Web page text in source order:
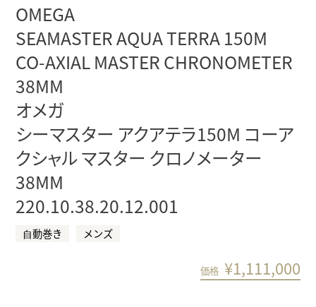
OMEGA
SEAMASTER AQUA TERRA 150M
CO-AXIAL MASTER CHRONOMETER
38MM
オメガ
シーマスター アクアテラ150M コーア
クシャル マスター クロノメーター
38MM
220.10.38.20.12.001
⾃動巻き メンズ
価格 ¥1,111,000